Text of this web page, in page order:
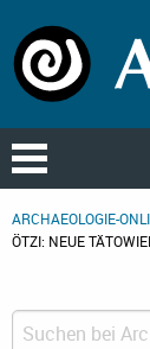
ARCHAEOLOGIE-
ÖTZI: NEUE